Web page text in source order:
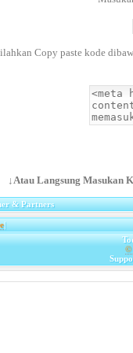
Copy paste kode
↓Atau Langsung Masukan
& Partners
|
©